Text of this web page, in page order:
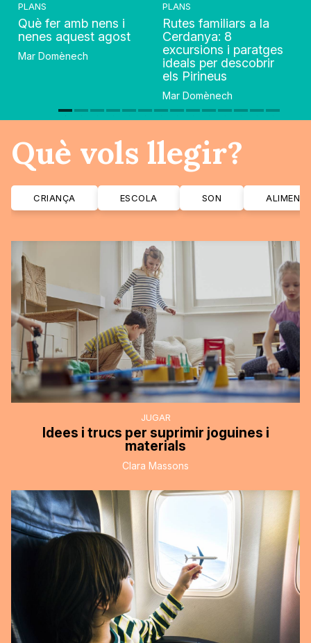
PLANS
Què fer amb nens i
nenes aquest agost
Mar Domènech
PLANS
Rutes familiars a la
Cerdanya: 8
excursions i paratges
ideals per descobrir
els Pirineus
Mar Domènech
Què vols llegir?
CRIANÇA ESCOLA SON
JUGAR
Idees i trucs per suprimir joguines i
materials
Clara Massons